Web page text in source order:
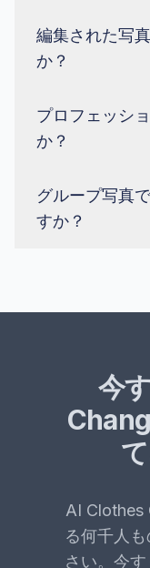
いいえ、ダウン
ルはウェブベー
十分です。
編集された写
か？
もちろんです！
真をさまざまな
プロフェッシ
か？
もちろんです！
フィール写真や
グループ写真
すか？
に最適化されて
今
AI Clothes
る何千人
さい。今